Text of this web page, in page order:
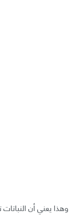
وهذا يعني أن